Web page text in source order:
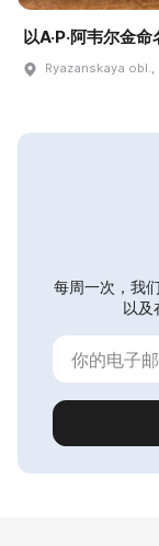
以A·P·阿韦尔金
Ryazanskaya
每周一次，我
以及